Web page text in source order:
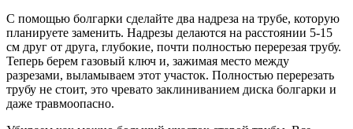
С помощью болгарки сделайте два надреза на трубе, которую
планируете заменить. Надрезы делаются на расстоянии 5-15
см друг от друга, глубокие, почти полностью перерезая трубу.
Теперь берем газовый ключ и, зажимая место между
разрезами, выламываем этот участок. Полностью перерезать
трубу не стоит, это чревато заклиниванием диска болгарки и
даже травмоопасно.